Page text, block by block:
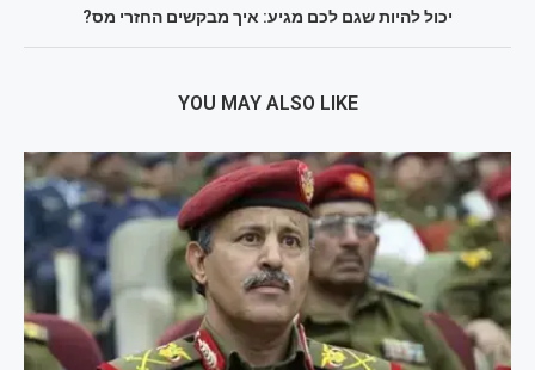
יכול להיות שגם לכם מגיע: איך מבקשים החזרי מס?
YOU MAY ALSO LIKE